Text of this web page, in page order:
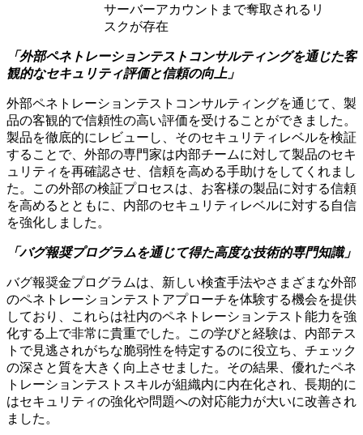
サーバーアカウントまで奪取されるリ
スクが存在
「外部ペネトレーションテストコンサルティングを通じた客
観的なセキュリティ評価と信頼の向上」
外部ペネトレーションテストコンサルティングを通じて、製
品の客観的で信頼性の高い評価を受けることができました。
製品を徹底的にレビューし、そのセキュリティレベルを検証
することで、外部の専門家は内部チームに対して製品のセキ
ュリティを再確認させ、信頼を高める手助けをしてくれまし
た。この外部の検証プロセスは、お客様の製品に対する信頼
を高めるとともに、内部のセキュリティレベルに対する自信
を強化しました。
「バグ報奨プログラムを通じて得た高度な技術的専門知識」
バグ報奨金プログラムは、新しい検査手法やさまざまな外部
のペネトレーションテストアプローチを体験する機会を提供
しており、これらは社内のペネトレーションテスト能力を強
化する上で非常に貴重でした。この学びと経験は、内部テス
トで見逃されがちな脆弱性を特定するのに役立ち、チェック
の深さと質を大きく向上させました。その結果、優れたペネ
トレーションテストスキルが組織内に内在化され、長期的に
はセキュリティの強化や問題への対応能力が大いに改善され
ました。